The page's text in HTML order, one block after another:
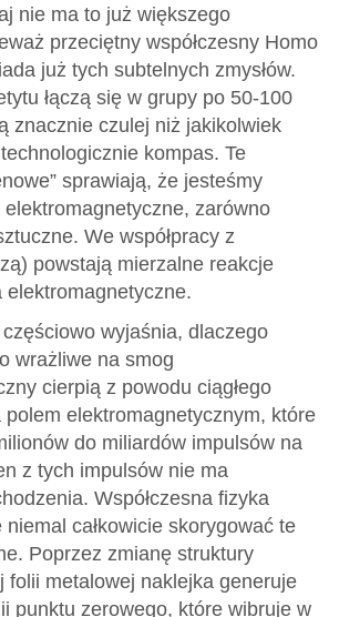
nie ma to już większego
przeciętny współczesny Homo
już tych subtelnych zmysłów.
łączą się w grupy po 50-100
znacznie czulej niż jakikolwiek
kompas. Te
sprawiają, że jesteśmy
zarówno
We współpracy z
powstają mierzalne reakcje
elektromagnetyczne.
wyjaśnia, dlaczego
wrażliwe na smog
cierpią z powodu ciągłego
polem elektromagnetycznym, które
do miliardów impulsów na
z tych impulsów nie ma
Współczesna fizyka
niemal całkowicie skorygować te
Poprzez zmianę struktury
folii metalowej naklejka generuje
punktu zerowego, które wibruje w